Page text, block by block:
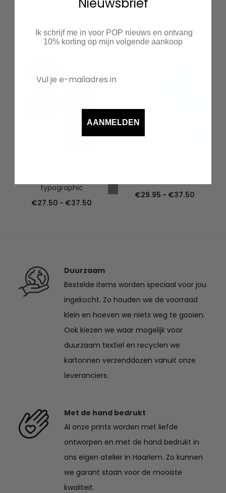
Eindenhout t-shirt iconic
€22.50
Eindenhout sweater
€29.95 -€37.50
typographic
€27.50 - €37.50
€29.95 - €37.50
Duurzaam
Bestelde items worden speciaal voor jou
ingekocht. Zo houden we de voorraad
klein en hoeven we niets weg te gooien.
Ook kiezen we waar mogelijk voor
duurzaam textiel en recyclen we
kartonnen verzenddozen vanuit onze
leveranciers.
Met de hand bedrukt
Al onze prints worden met liefde
ontworpen en met de hand bedrukt in
ons eigen atelier in Haarlem. Zo kunnen
we garant staan voor de mooiste
kwaliteit.
Ik schrijf me in voor POP nieuws en ontvang
10% korting op mijn volgende aankoop
AANMELDEN